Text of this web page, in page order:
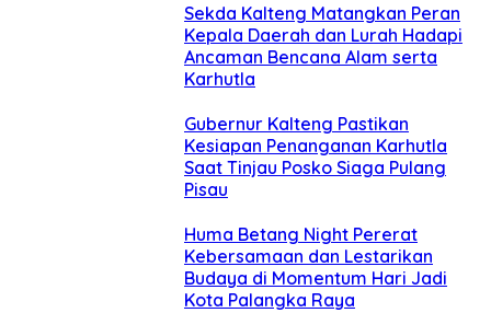
Sekda Kalteng Matangkan Peran
Kepala Daerah dan Lurah Hadapi
Ancaman Bencana Alam serta
Karhutla
Gubernur Kalteng Pastikan
Kesiapan Penanganan Karhutla
Saat Tinjau Posko Siaga Pulang
Pisau
Huma Betang Night Pererat
Kebersamaan dan Lestarikan
Budaya di Momentum Hari Jadi
Kota Palangka Raya